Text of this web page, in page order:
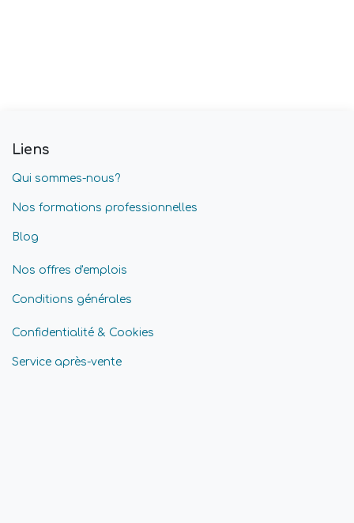
Liens
Qui sommes-nous?
Nos formations professionnelles
Blog
Nos offres d'emplois
Conditions générales
Confidentialité & Cookies
Service après-vente